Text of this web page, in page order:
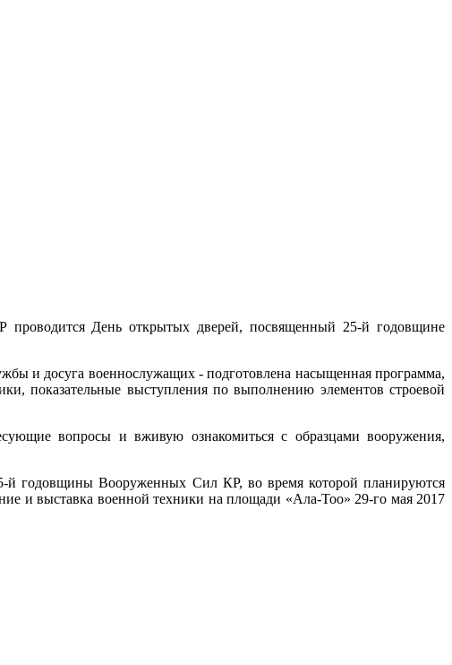
День открытых дверей, посвященный 25-й годовщине
и досуга военнослужащих - подготовлена насыщенная программа,
показательные выступления по выполнению элементов строевой
вопросы и вживую ознакомиться с образцами вооружения,
й годовщины Вооруженных Сил КР, во время которой планируются
и выставка военной техники на площади «Ала-Тоо» 29-го мая 2017